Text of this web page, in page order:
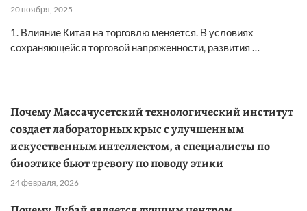
20 ноября, 2025
1. Влияние Китая на торговлю меняется. В условиях
сохраняющейся торговой напряженности, развития …
Почему Массачусетский технологический институт
создает лабораторных крыс с улучшенным
искусственным интеллектом, а специалисты по
биоэтике бьют тревогу по поводу этики
24 февраля, 2026